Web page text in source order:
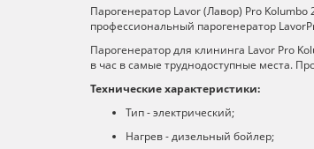
Парогенератор Lavor (Лавор) Pro
профессиональный парогенератор
Парогенератор для клининга Lavor Pro
в час в самые труднодоступные места.
Технические характеристики:
Тип - электрический;
Нагрев - дизельный бойлер;